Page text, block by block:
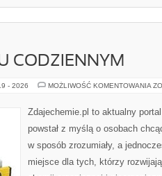
CODZIENNYM
- 2026 MOŻLIWOŚĆ KOMENTOWANIA
Zdajechemie.pl to aktualny
powstał z myślą o osobach
w sposób zrozumiały, a
miejsce dla tych, którzy